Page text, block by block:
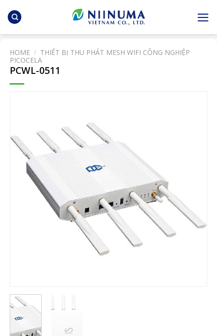
content
HOME / THIẾT BỊ THU PHÁT MESH WIFI CÔNG NGHIỆP
PICOCELA
PCWL-0511